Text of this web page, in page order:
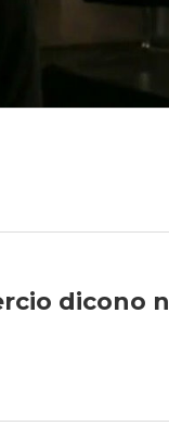
dicono